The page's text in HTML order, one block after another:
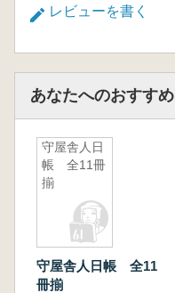
レビューを書く
あなたへのおすすめ
守屋舎人日
帳 全11冊
揃
守屋舎人日帳 全11
冊揃